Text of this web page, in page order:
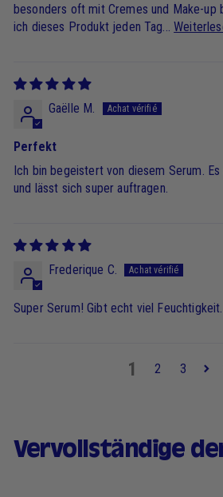
besonders oft mit Cremes und Make-up
ich dieses Produkt jeden Tag...
Gaëlle M.
Perfekt
Ich bin begeistert von diesem Serum.
und lässt sich super auftragen.
Frederique C.
Super Serum! Gibt echt viel Feuchtigkeit.
1 2 3
Vervollständige